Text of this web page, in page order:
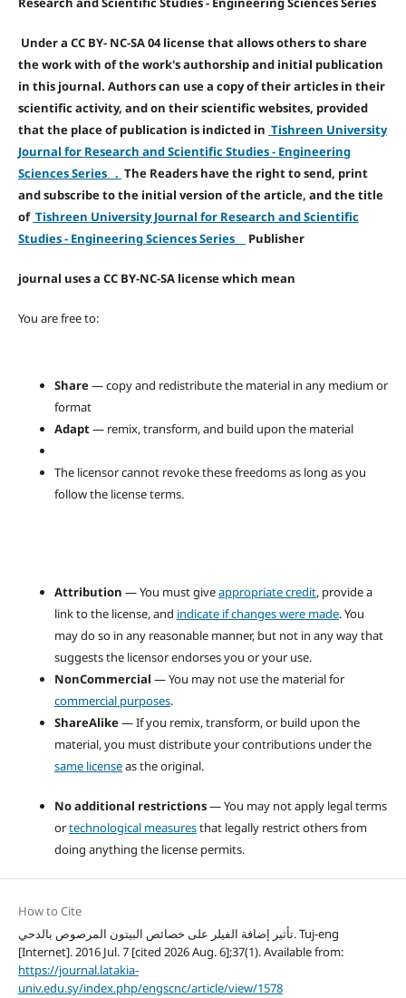
Under a CC BY- NC-SA 04 license that allows others to share
the work with of the work's authorship and initial publication
in this journal. Authors can use a copy of their articles in their
scientific activity, and on their scientific websites, provided
that the place of publication is indicted in Tishreen University
Journal for Research and Scientific Studies - Engineering
Sciences Series . The Readers have the right to send, print
and subscribe to the initial version of the article, and the title
of Tishreen University Journal for Research and Scientific
Studies - Engineering Sciences Series
Publisher
journal uses a CC BY-NC-SA license which mean
You are free to:
Share— copy and redistribute the material in any medium or
format
Adapt— remix, transform, and build upon the material
The licensor cannot revoke these freedoms as long as you
follow the license terms.
Attribution — You must giveappropriate credit, provide a
link to the license, and indicate if changes were made. You
may do so in any reasonable manner, but not in any way that
suggests the licensor endorses you or your use.
NonCommercial — You may not use the material for
commercial purposes.
ShareAlike— If you remix, transform, or build upon the
material, you must distribute your contributions under the
same licenseas the original.
No additional restrictions— You may not apply legal terms
ortechnological measuresthat legally restrict others from
doing anything the license permits.
How to Cite
تأثير إضافة الفيلر على خصائص البيتون المرصوص بالدحي. Tuj-eng
[Internet]. 2016 Jul. 7 [cited 2026 Aug. 6];37(1). Available from:
https://journal.latakia-
univ.edu.sy/index.php/engscnc/article/view/1578